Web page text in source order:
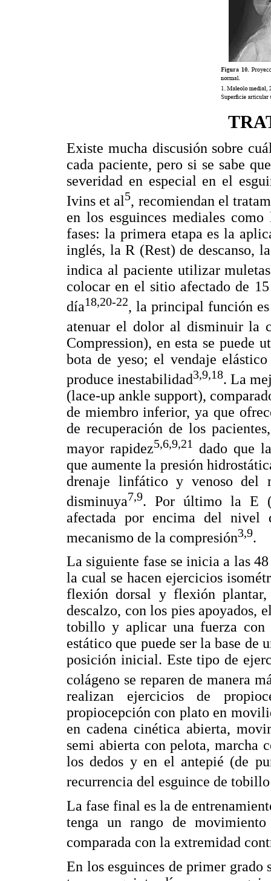
Existe mucha discusión sobre
cada paciente, pero si se sabe
severidad en especial en el
Ivins et al 5, recomiendan el
en los esguinces mediales
fases: la primera etapa es la
inglés, la R (Rest) de descanso,
indica al paciente utilizar
colocar en el sitio afectado de
día18,20-22, la principal función
atenuar el dolor al disminuir la
Compression), en esta se puede
bota de yeso; el vendaje
produce inestabilidad3,9,18. La
(lace-up ankle support),
de miembro inferior, ya que
de recuperación de los
mayor rapidez5,6,9,21 dado que
que aumente la presión
drenaje linfático y venoso del
disminuya7,9. Por último la E
afectada por encima del nivel
mecanismo de la compresión3,9.
La siguiente fase se inicia a las
la cual se hacen ejercicios
flexión dorsal y flexión
descalzo, con los pies apoyados,
tobillo y aplicar una fuerza
estático que puede ser la base de
posición inicial. Este tipo de
colágeno se reparen de manera
realizan ejercicios de
propiocepción con plato en
en cadena cinética abierta,
semi abierta con pelota, marcha
los dedos y en el antepié (de
recurrencia del esguince de
La fase final es la de
tenga un rango de
comparada con la extremidad
En los esguinces de primer